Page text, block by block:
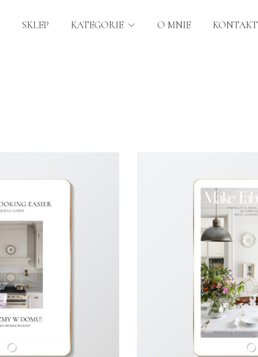
SKLEP KATEGORIE O MNIE KONTAKT